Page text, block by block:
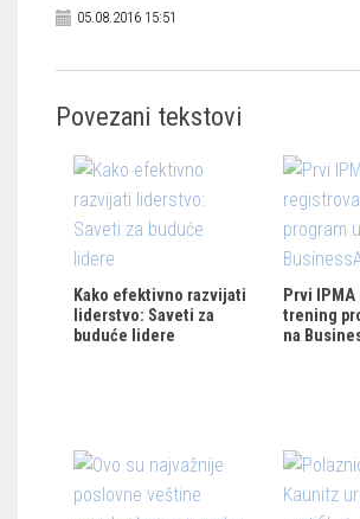
05.08.2016 15:51
Povezani tekstovi
Kako efektivno razvijati
liderstvo: Saveti za
buduće lidere
Prvi
trening
na